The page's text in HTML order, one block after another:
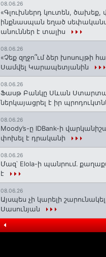
08.06.26
«Գլուխներդ կուտեն, ծախեք,
ինքնասպան եղած
անուններ է տալիս
08.06.26
«Չեք զղջո՞ւմ ձեր խոսույթի
Սամվել Կարապետյանին
08.06.26
Ֆասթ Բանկը Սևան
ներկայացրել է իր
08.06.26
Moody’s-ը IDBank-ի
փոխել է դրականի
08.06.26
Մազ՝ Elola-ի պանրում․
է
08.06.26
Այսպես չի կարելի
Սասունյան